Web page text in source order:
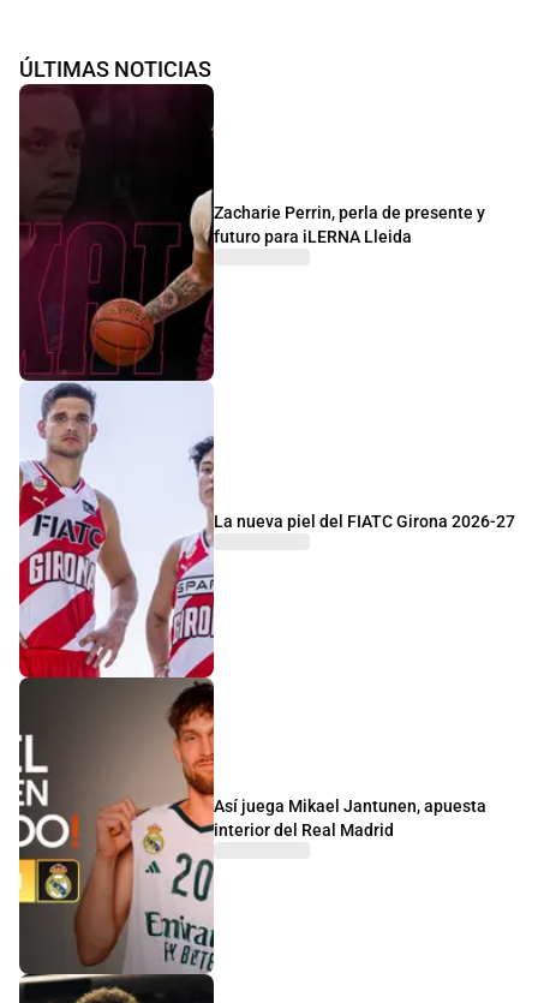
ÚLTIMAS NOTICIAS
Zacharie Perrin, perla de presente y
futuro para iLERNA Lleida
La nueva piel del FIATC Girona 2026-27
Así juega Mikael Jantunen, apuesta
interior del Real Madrid